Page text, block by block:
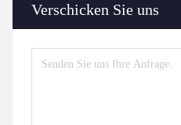
Verschicken Sie uns